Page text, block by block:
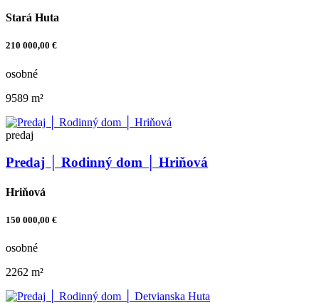
Stará Huta
210 000,00 €
osobné
9589 m²
predaj
Predaj │ Rodinný dom │ Hriňová
Hriňová
150 000,00 €
osobné
2262 m²